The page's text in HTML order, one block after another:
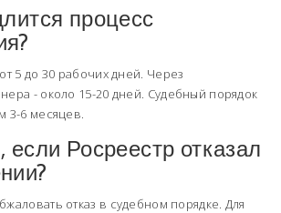
процесс
5 до 30 рабочих дней. Через
- около 15-20 дней. Судебный порядок
3-6 месяцев.
если Росреестр отказал
отказ в судебном порядке. Для